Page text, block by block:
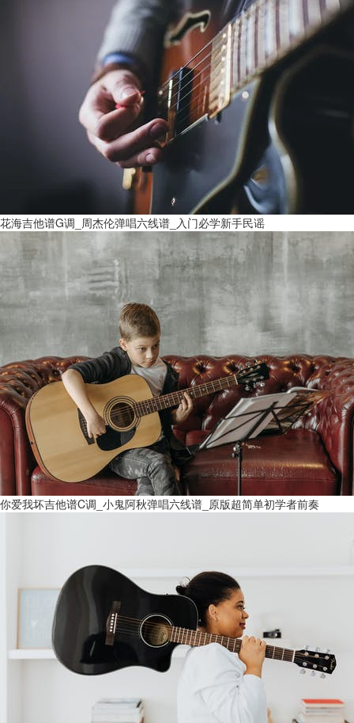
花海吉他谱G调_周杰伦弹唱六线谱_入门必学新手民谣
你爱我坏吉他谱C调_小鬼阿秋弹唱六线谱_原版超简单初学者前奏